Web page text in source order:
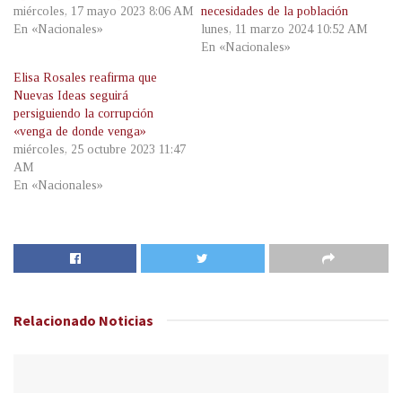
miércoles, 17 mayo 2023 8:06 AM
En «Nacionales»
necesidades de la población
lunes, 11 marzo 2024 10:52 AM
En «Nacionales»
Elisa Rosales reafirma que
Nuevas Ideas seguirá
persiguiendo la corrupción
«venga de donde venga»
miércoles, 25 octubre 2023 11:47
AM
En «Nacionales»
Relacionado Noticias